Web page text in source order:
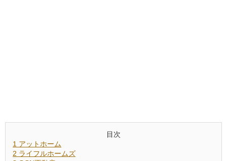
目次
1 アットホーム
2 ライフルホームズ